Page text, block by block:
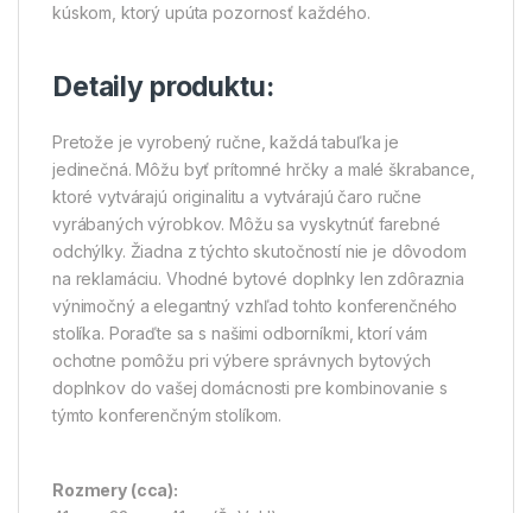
kúskom, ktorý upúta pozornosť každého.
Detaily produktu:
Pretože je vyrobený ručne, každá tabuľka je
jedinečná. Môžu byť prítomné hrčky a malé škrabance,
ktoré vytvárajú originalitu a vytvárajú čaro ručne
vyrábaných výrobkov. Môžu sa vyskytnúť farebné
odchýlky. Žiadna z týchto skutočností nie je dôvodom
na reklamáciu. Vhodné bytové doplnky len zdôraznia
výnimočný a elegantný vzhľad tohto konferenčného
stolíka. Poraďte sa s našimi odborníkmi, ktorí vám
ochotne pomôžu pri výbere správnych bytových
doplnkov do vašej domácnosti pre kombinovanie s
týmto konferenčným stolíkom.
Rozmery (cca):